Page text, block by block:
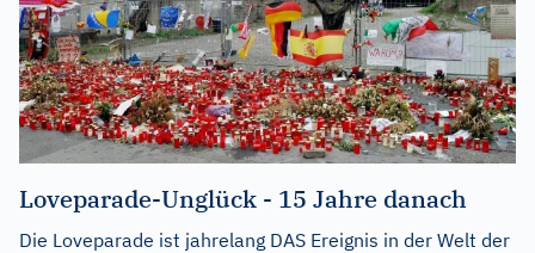
Loveparade-Unglück - 15 Jahre danach
Die Loveparade ist jahrelang DAS Ereignis in der Welt der